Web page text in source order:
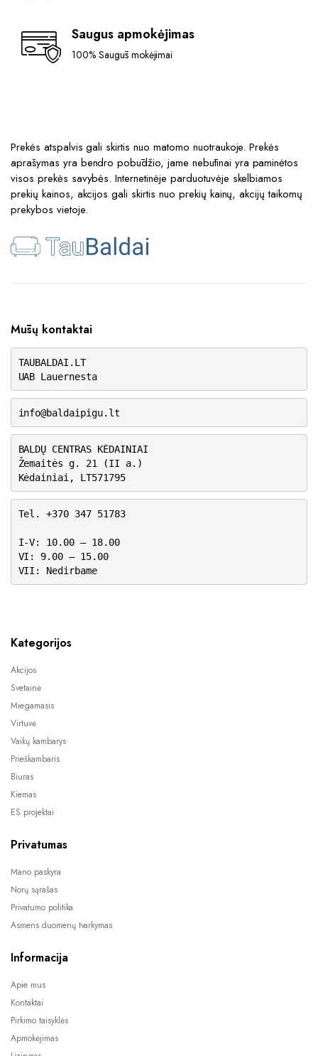
Saugus apmokėjimas
100% Saugūs mokėjimai
Prekės atspalvis gali skirtis nuo matomo nuotraukoje. Prekės
aprašymas yra bendro pobūdžio, jame nebūtinai yra paminėtos
visos prekės savybės. Internetinėje parduotuvėje skelbiamos
prekių kainos, akcijos gali skirtis nuo prekių kainų, akcijų taikomų
prekybos vietoje.
Mūsų kontaktai
TAUBALDAI.LT
UAB Lauernesta
info@baldaipigu.lt
BALDŲ CENTRAS KĖDAINIAI
Žemaitės g. 21 (II a.)
Kėdainiai, LT571795
Tel. +370 347 51783
I-V: 10.00 – 18.00
VI: 9.00 – 15.00
VII: Nedirbame
Kategorijos
Akcijos
Svetainė
Miegamasis
Virtuvė
Vaikų kambarys
Prieškambaris
Biuras
Kiemas
ES projektai
Privatumas
Mano paskyra
Norų sąrašas
Privatumo politika
Asmens duomenų tvarkymas
Informacija
Apie mus
Kontaktai
Pirkimo taisyklės
Apmokėjimas